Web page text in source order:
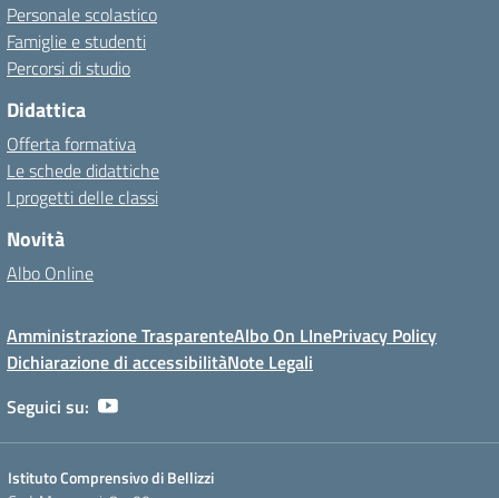
Personale scolastico
Famiglie e studenti
Percorsi di studio
Didattica
Offerta formativa
Le schede didattiche
I progetti delle classi
Novità
Albo Online
Amministrazione TrasparenteAlbo On LInePrivacy Policy
Dichiarazione di accessibilitàNote Legali
Seguici su:
Istituto Comprensivo di Bellizzi